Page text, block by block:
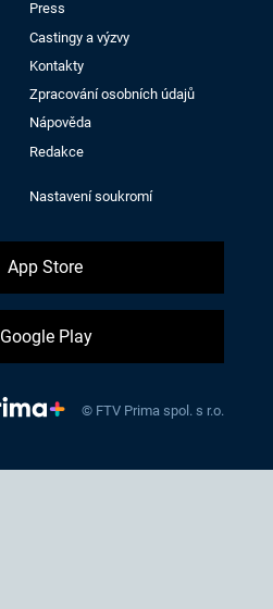
Press
Castingy a výzvy
Kontakty
Zpracování osobních údajů
Nápověda
Redakce
Nastavení soukromí
App Store
Google Play
© FTV Prima spol. s r.o.